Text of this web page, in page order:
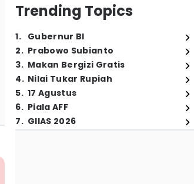
Trending Topics
1. Gubernur BI
2. Prabowo Subianto
3. Makan Bergizi Gratis
4. Nilai Tukar Rupiah
5. 17 Agustus
6. Piala AFF
7. GIIAS 2026